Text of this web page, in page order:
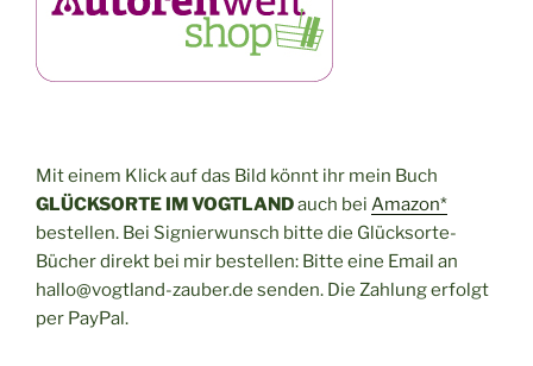
Mit einem Klick auf das Bild könnt ihr mein Buch
GLÜCKSORTE IM VOGTLANDauch bei Amazon*
bestellen. Bei Signierwunsch bitte die Glücksorte-
Bücher direkt bei mir bestellen: Bitte eine Email an
hallo@vogtland-zauber.de senden. Die Zahlung erfolgt
per PayPal.